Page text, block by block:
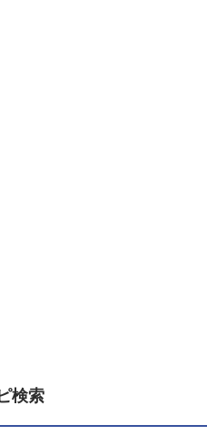
検索